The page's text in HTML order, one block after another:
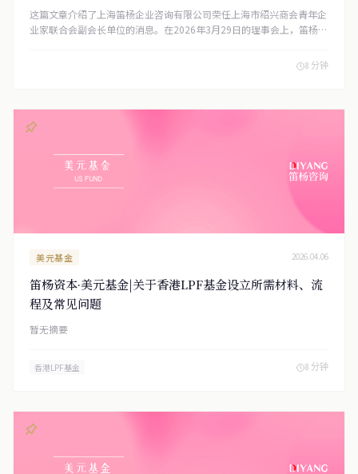
这篇文章介绍了上海笛杨企业咨询有限公司荣任上海市绍兴商会青年企
业家联合会副会长单位的消息。在2026年3月29日的理事会上，笛杨咨
商会发展和沪越两地经济交流贡献力量。未来，该公司计划利用其在跨
境合规、投融资架构等领域的优势，为商会及会员企业提供支持。
8 分钟
美元基金 2026.04.06
笛杨资本·美元基金|关于香港LPF基金设立所需材料、流
程及常见问题
暂无摘要
香港LPF基金 8 分钟